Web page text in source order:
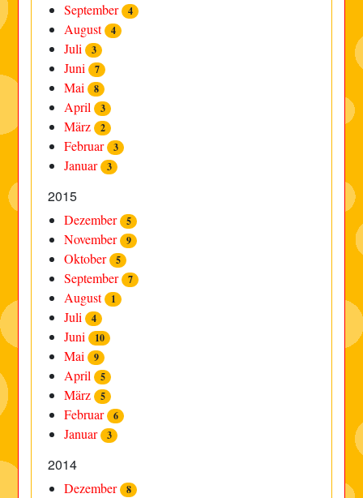
September 4
August 4
Juli 3
Juni 7
Mai 8
April 3
März 2
Februar 3
Januar 3
2015
Dezember 5
November 9
Oktober 5
September 7
August 1
Juli 4
Juni 10
Mai 9
April 5
März 5
Februar 6
Januar 3
2014
Dezember 8